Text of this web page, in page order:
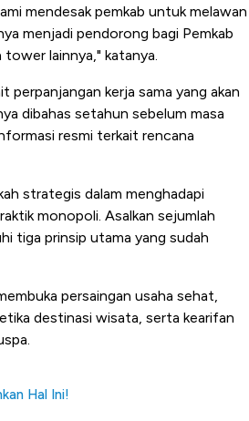
mendesak pemkab untuk melawan
menjadi pendorong bagi Pemkab
lainnya," katanya.
perpanjangan kerja sama yang akan
dibahas setahun sebelum masa
resmi terkait rencana
strategis dalam menghadapi
monopoli. Asalkan sejumlah
tiga prinsip utama yang sudah
persaingan usaha sehat,
destinasi wisata, serta kearifan
Hal Ini!